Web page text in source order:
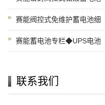
赛能阀控式免维护蓄电池细
赛能蓄电池专栏◆UPS电池
联系我们